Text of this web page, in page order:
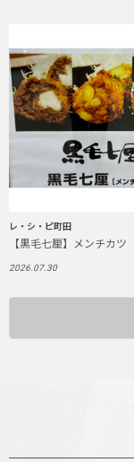
レ・シ・ピ町田
【黒毛七厘】メンチカツ
2026.07.30